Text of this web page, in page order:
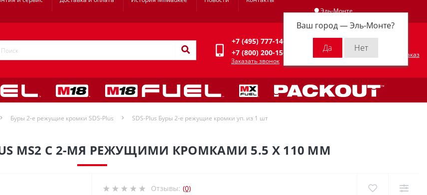
Эль-Монте
Ваш город —Эль-Монте?
Личный кабинет
+7 (495) 777-14-94
+7 (800) 200-15-94
Заказать звонок
Оформить заказ
Буры 2-е режущие кромки SDS-Plus
SDS-Plus Буры 2-е режущие кромки уп. из 1 шт
MS2 С 2-МЯ РЕЖУЩИМИ КРОМКАМИ 5.5 X 110 ММ
Отзывы: (0)